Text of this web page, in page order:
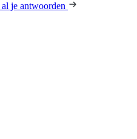
je antwoorden